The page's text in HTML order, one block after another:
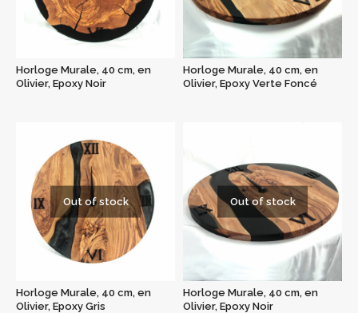
Horloge Murale, 40 cm, en
Olivier, Epoxy Noir
Horloge Murale, 40 cm, en
Olivier, Epoxy Verte Foncé
Out of stock
Horloge Murale, 40 cm, en
Olivier, Epoxy Gris
Out of stock
Horloge Murale, 40 cm, en
Olivier, Epoxy Noir